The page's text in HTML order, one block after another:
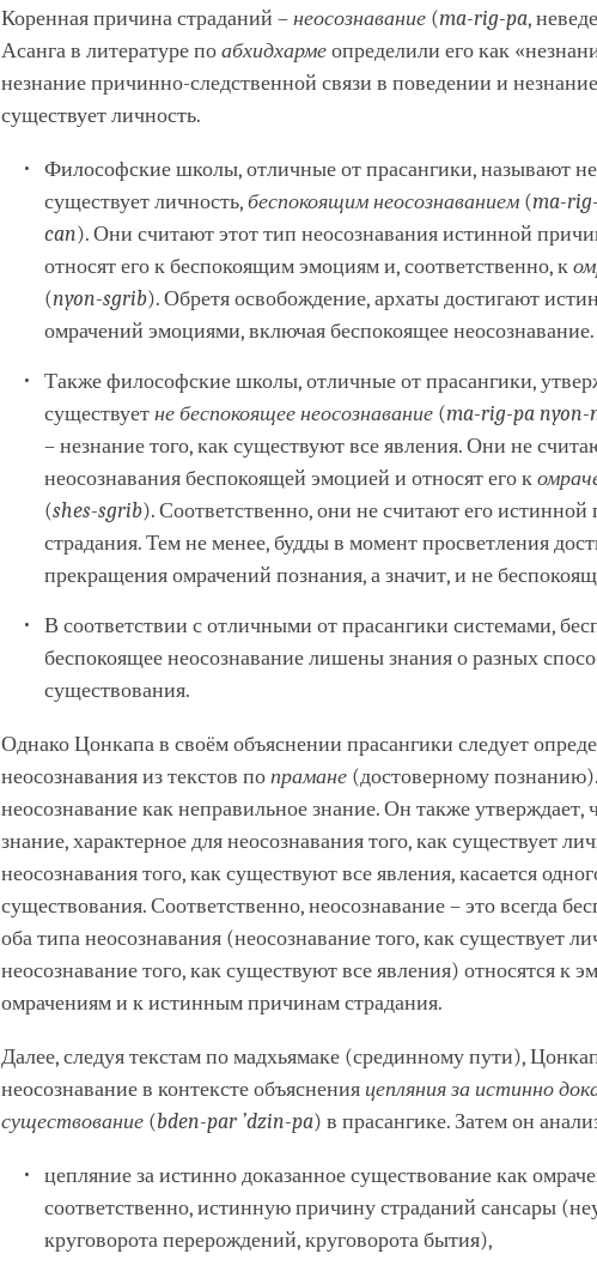
Коренная причина страданий –неосознавание (ma-rig-pa,
Асанга в литературе поабхидхармеопределили его как
незнание причинно-следственной связи в поведении и
существует личность.
Философские школы, отличные от прасангики, называют
существует личность,беспокоящим неосознаванием (ma-
can). Они считают этот тип неосознавания истинной
относят его к беспокоящим эмоциям и, соответственно, к
(nyon-sgrib). Обретя освобождение, архаты достигают
омрачений эмоциями, включая беспокоящее неосознавание.
Также философские школы, отличные от прасангики,
существуетне беспокоящее неосознавание (ma-rig-pa nyon-
– незнание того, как существуют все явления. Они не
неосознавания беспокоящей эмоцией и относят его к
(shes-sgrib). Соответственно, они не считают его
страдания. Тем не менее, будды в момент просветления
прекращения омрачений познания, а значит, и не
В соответствии с отличными от прасангики системами,
беспокоящее неосознавание лишены знания о разных
существования.
Однако Цонкапа в своём объяснении прасангики следует
неосознавания из текстов попрамане (достоверному
неосознавание как неправильное знание. Он также утверждает,
знание, характерное для неосознавания того, как существует
неосознавания того, как существуют все явления, касается
существования. Соответственно, неосознавание – это всегда
оба типа неосознавания (неосознавание того, как существует
неосознавание того, как существуют все явления) относятся к
омрачениям и к истинным причинам страдания.
Далее, следуя текстам по мадхьямаке (срединному пути),
неосознавание в контексте объяснения цепляния за истинно
существование (bden-par ’dzin-pa) в прасангике. Затем он
цепляние за истинно доказанное существование как
соответственно, истинную причину страданий сансары
круговорота перерождений, круговорота бытия),